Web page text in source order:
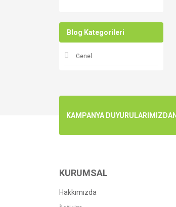
Blog Kategorileri
Genel
KAMPANYA
KURUMSAL
Hakkımızda